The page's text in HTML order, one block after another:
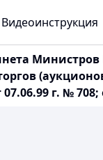
Видеоинструкция
Министров
г. №